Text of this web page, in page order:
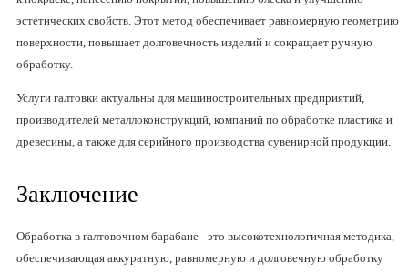
эстетических свойств. Этот метод обеспечивает равномерную геометрию
поверхности, повышает долговечность изделий и сокращает ручную
обработку.
Услуги галтовки актуальны для машиностроительных предприятий,
производителей металлоконструкций, компаний по обработке пластика и
древесины, а также для серийного производства сувенирной продукции.
Заключение
Обработка в галтовочном барабане - это высокотехнологичная методика,
обеспечивающая аккуратную, равномерную и долговечную обработку